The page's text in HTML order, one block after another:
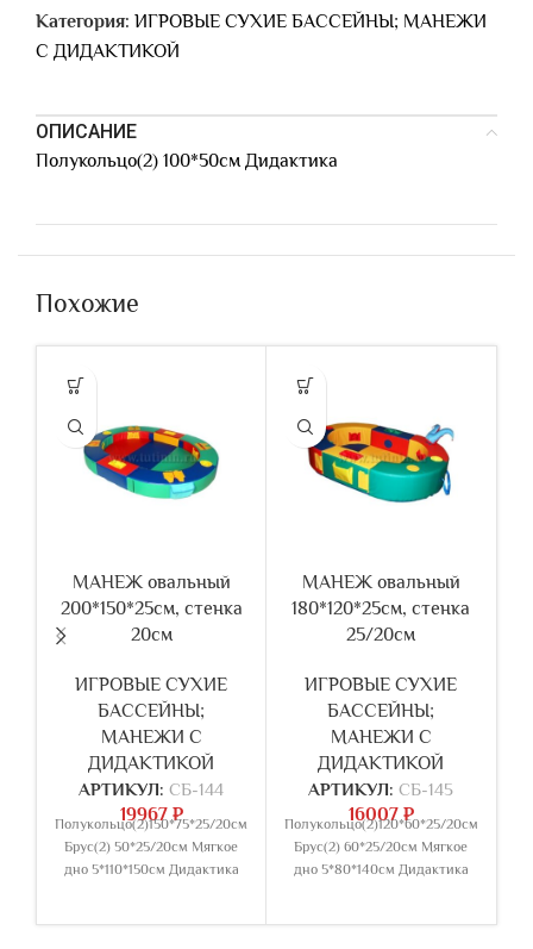
Категория: ИГРОВЫЕ СУХИЕ БАССЕЙНЫ; МАНЕЖИ
С ДИДАКТИКОЙ
ОПИСАНИЕ
Полукольцо(2) 100*50см Дидактика
Похожие
МАНЕЖ овальный
200*150*25см, стенка
20см
ИГРОВЫЕ СУХИЕ
БАССЕЙНЫ;
МАНЕЖИ С
ДИДАКТИКОЙ
АРТИКУЛ: СБ-144
19967₽
Полукольцо(2)150*75*25/20см
Брус(2) 50*25/20см Мягкое
дно 5*110*150см Дидактика
МАНЕЖ овальный
180*120*25см, стенка
25/20см
ИГРОВЫЕ СУХИЕ
БАССЕЙНЫ;
МАНЕЖИ С
ДИДАКТИКОЙ
АРТИКУЛ: СБ-145
16007₽
Полукольцо(2)120*60*25/20см
Брус(2) 60*25/20см Мягкое
дно 5*80*140см Дидактика